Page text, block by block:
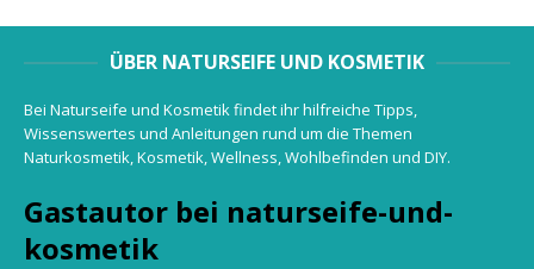
ÜBER NATURSEIFE UND KOSMETIK
Bei Naturseife und Kosmetik findet ihr hilfreiche Tipps,
Wissenswertes und Anleitungen rund um die Themen
Naturkosmetik, Kosmetik, Wellness, Wohlbefinden und DIY.
Gastautor bei naturseife-und-
kosmetik